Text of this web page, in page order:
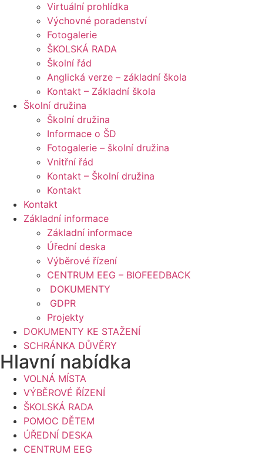
Virtuální prohlídka
Výchovné poradenství
Fotogalerie
ŠKOLSKÁ RADA
Školní řád
Anglická verze – základní škola
Kontakt – Základní škola
Školní družina
Školní družina
Informace o ŠD
Fotogalerie – školní družina
Vnitřní řád
Kontakt – Školní družina
Kontakt
Kontakt
Základní informace
Základní informace
Úřední deska
Výběrové řízení
CENTRUM EEG – BIOFEEDBACK
DOKUMENTY
GDPR
Projekty
DOKUMENTY KE STAŽENÍ
SCHRÁNKA DŮVĚRY
Hlavní nabídka
VOLNÁ MÍSTA
VÝBĚROVÉ ŘÍZENÍ
ŠKOLSKÁ RADA
POMOC DĚTEM
ÚŘEDNÍ DESKA
CENTRUM EEG